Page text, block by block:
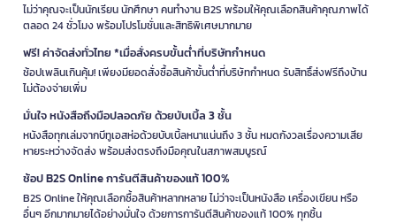
ไม่ว่าคุณจะเป็นนักเรียน นักศึกษา คนทำงาน B2S พร้อมให้คุณเลือกสินค้าคุณภาพได้
ตลอด 24 ชั่วโมง พร้อมโปรโมชั่นและสิทธิพิเศษมากมาย
ฟรี! ค่าจัดส่งทั่วไทย *เมื่อสั่งครบขั้นต่ำที่บริษัทกำหนด
ช้อปเพลินเกินคุ้ม! เพียงมียอดสั่งซื้อสินค้าขั้นต่ำที่บริษัทกำหนด รับสิทธิ์ส่งฟรีถึงบ้าน
ไม่ต้องจ่ายเพิ่ม
มั่นใจ หนังสือถึงมือปลอดภัย ด้วยบับเบิ้ล 3 ชั้น
หนังสือทุกเล่มจากบีทูเอสห่อด้วยบับเบิ้ลหนาแน่นถึง 3 ชั้น หมดกังวลเรื่องความเสีย
หายระหว่างจัดส่ง พร้อมส่งตรงถึงมือคุณในสภาพสมบูรณ์
ช้อป B2S Online การันตีสินค้าของแท้ 100%
B2S Online ให้คุณเลือกซื้อสินค้าหลากหลาย ไม่ว่าจะเป็นหนังสือ เครื่องเขียน หรือ
อื่นๆ อีกมากมายได้อย่างมั่นใจ ด้วยการการันตีสินค้าของแท้ 100% ทุกชิ้น